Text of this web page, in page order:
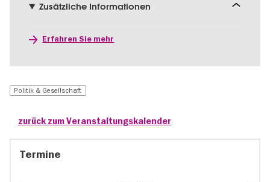
Zusätzliche Informationen
Erfahren Sie mehr
Politik & Gesellschaft
zurück zum Veranstaltungskalender
Termine